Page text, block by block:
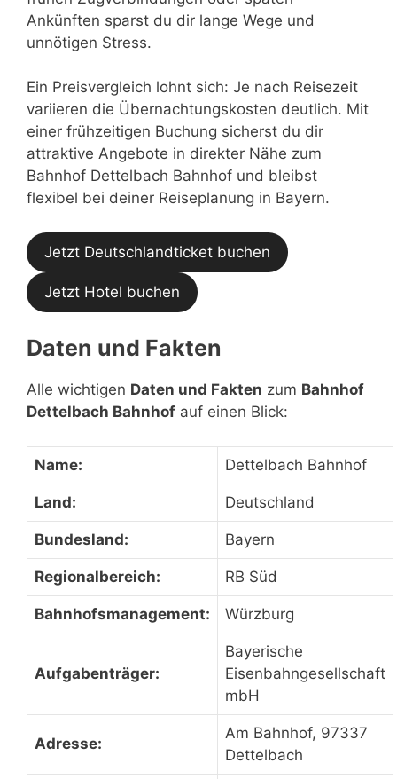
Ankünften sparst du dir lange Wege und
unnötigen Stress.
Ein Preisvergleich lohnt sich: Je nach Reisezeit
variieren die Übernachtungskosten deutlich. Mit
einer frühzeitigen Buchung sicherst du dir
attraktive Angebote in direkter Nähe zum
Bahnhof Dettelbach Bahnhof und bleibst
flexibel bei deiner Reiseplanung in Bayern.
Jetzt Deutschlandticket buchen
Jetzt Hotel buchen
Daten und Fakten
Alle wichtigen Daten und Fakten zum Bahnhof
Dettelbach Bahnhof auf einen Blick:
Name: Dettelbach Bahnhof
Land: Deutschland
Bundesland: Bayern
Regionalbereich: RB Süd
Bahnhofsmanagement: Würzburg
Aufgabenträger:
Bayerische
Eisenbahngesellschaft
mbH
Adresse:
Am Bahnhof, 97337
Dettelbach